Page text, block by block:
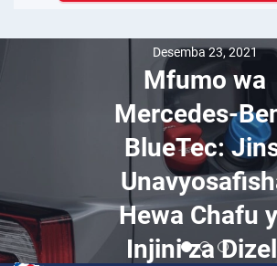
Desemba 23, 2021
Mfumo wa
Mercedes-
BlueTec:
Hewa Chafu
Injini za